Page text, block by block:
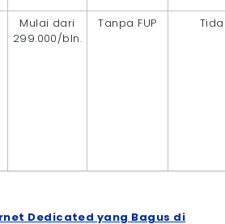
Mulai dari
299.000/bln.
Tanpa FUP
Dedicated yang Bagus di